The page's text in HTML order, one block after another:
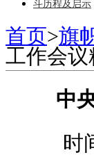
斗历程及启示
首页>旗
工作会议
中
时